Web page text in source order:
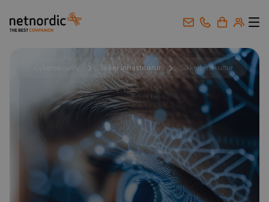
NetNordic Norway
Cybersecurity Sikker infrastruktur Sikkerhetskultur